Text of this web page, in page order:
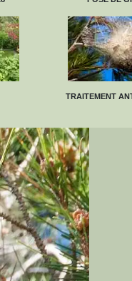
TRAITEMENT